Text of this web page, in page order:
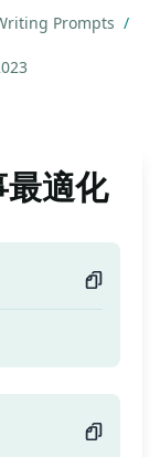
Prompts /
適化